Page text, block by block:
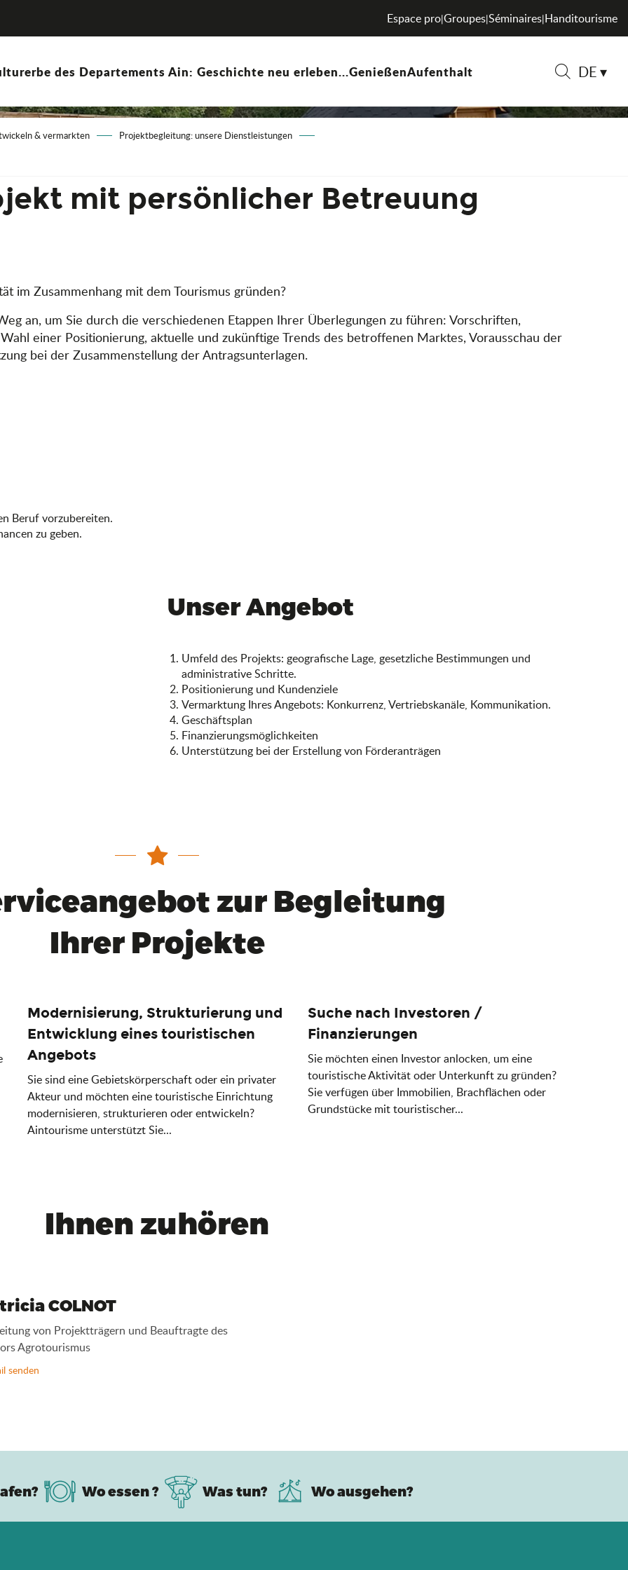
DE
Espace pro|Groupes|Séminaires|Handitourisme
des Departements Ain: Geschichte neu erleben...GenießenAufenthalt
& vermarkten Projektbegleitung: unsere Dienstleistungen
mit persönlicher Betreuung
im Zusammenhang mit dem Tourismus gründen?
an, um Sie durch die verschiedenen Etappen Ihrer Überlegungen zu führen: Vorschriften,
einer Positionierung, aktuelle und zukünftige Trends des betroffenen Marktes, Vorausschau der
bei der Zusammenstellung der Antragsunterlagen.
Beruf vorzubereiten.
zu geben.
Unser Angebot
Umfeld des Projekts: geografische Lage, gesetzliche Bestimmungen und
administrative Schritte.
Positionierung und Kundenziele
Vermarktung Ihres Angebots: Konkurrenz, Vertriebskanäle, Kommunikation.
Geschäftsplan
Finanzierungsmöglichkeiten
Unterstützung bei der Erstellung von Förderanträgen
zur Begleitung
Ihrer Projekte
Modernisierung, Strukturierung und
Entwicklung eines touristischen
Angebots
Sie sind eine Gebietskörperschaft oder ein privater
Akteur und möchten eine touristische Einrichtung
modernisieren, strukturieren oder entwickeln?
Aintourisme unterstützt Sie...
Suche nach Investoren /
Finanzierungen
Sie möchten einen Investor anlocken, um eine
touristische Aktivität oder Unterkunft zu gründen?
Sie verfügen über Immobilien, Brachflächen oder
Grundstücke mit touristischer...
Ihnen zuhören
COLNOT
von Projektträgern und Beauftragte des
Agrotourismus
senden
Wo essen ? Was tun? Wo ausgehen?